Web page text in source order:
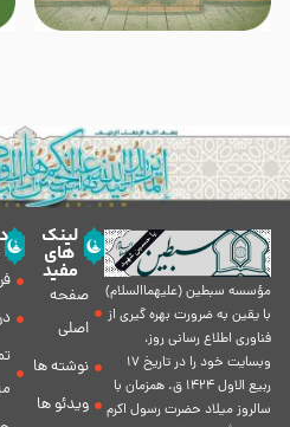
مؤسسه سبطين (عليهماالسلام)
با يقين به ضرورت بهره گیرى از
فناورى اطلاع رسانى روز،
وبسایت خود را در تاريخ 17
ربيع الاول 1424 ق. همزمان با
سالروز ميلاد حضرت رسول اكرم
لینک
های
مفید
صفحه
اصلی
نوشته ها
ویدئو ها
ما